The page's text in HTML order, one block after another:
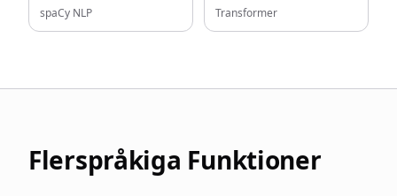
spaCy NLP
Transformer
Flerspråkiga Funktioner